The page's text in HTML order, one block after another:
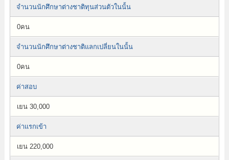
จำนวนนักศึกษาต่างชาติทุนส่วนตัวในนั้น
0คน
จำนวนนักศึกษาต่างชาติแลกเปลี่ยนในนั้น
0คน
ค่าสอบ
เยน 30,000
ค่าแรกเข้า
เยน 220,000